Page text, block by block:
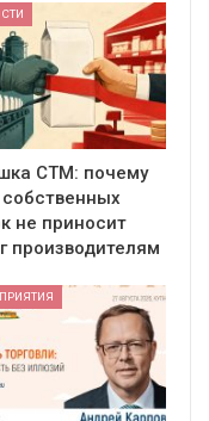
СТМ: почему
не приносит
производителям